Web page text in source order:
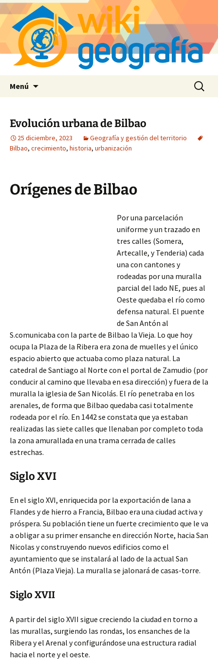
Menú Buscar:
Evolución urbana de Bilbao
25 diciembre, 2023
Geografía y gestión del territorio
Bilbao, crecimiento, historia, urbanización
Orígenes de Bilbao
Por una parcelación
uniforme y un trazado en
tres calles (Somera,
Artecalle, y Tenderia) cada
una con cantones y
rodeadas por una muralla
parcial del lado NE, pues al
Oeste quedaba el río como
defensa natural. El puente
de San Antón al
S.comunicaba con la parte de Bilbao la Vieja. Lo que hoy
ocupa la Plaza de la Ribera era zona de muelles y el único
espacio abierto que actuaba como plaza natural. La
catedral de Santiago al Norte con el portal de Zamudio (por
conducir al camino que llevaba en esa dirección) y fuera de la
muralla la iglesia de San Nicolás. El río penetraba en los
arenales, de forma que Bilbao quedaba casi totalmente
rodeada por el río. En 1442 se constata que ya estaban
realizadas las siete calles que llenaban por completo toda
la zona amurallada en una trama cerrada de calles
estrechas.
Siglo XVI
En el siglo XVI, enriquecida por la exportación de lana a
Flandes y de hierro a Francia, Bilbao era una ciudad activa y
próspera. Su población tiene un fuerte crecimiento que le va
a obligar a su primer ensanche en dirección Norte, hacia San
Nicolas y construyendo nuevos edificios como el
ayuntamiento que se instalará al lado de la actual San
Antón (Plaza Vieja). La muralla se jalonará de casas-torre.
Siglo XVII
A partir del siglo XVII sigue creciendo la ciudad en torno a
las murallas, surgiendo las rondas, los ensanches de la
Ribera y el Arenal y configurándose una estructura radial
hacia el norte y el oeste.